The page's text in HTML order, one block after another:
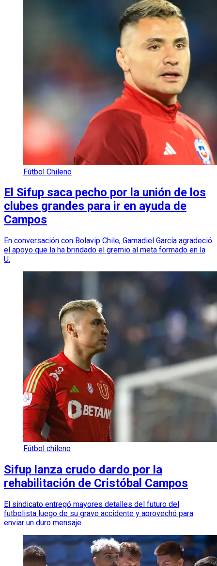
Fútbol Chileno
El Sifup saca pecho por la unión de los
clubes grandes para ir en ayuda de
Campos
En conversación con Bolavip Chile, Gamadiel García agradeció
el apoyo que la ha brindado el gremio al meta formado en la
U.
Fútbol chileno
Sifup lanza crudo dardo por la
rehabilitación de Cristóbal Campos
El sindicato entregó mayores detalles del futuro del
futbolista luego de su grave accidente y aprovechó para
enviar un duro mensaje.